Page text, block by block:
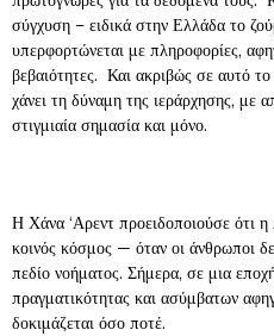
σύγχυση – ειδικά στην Ελλάδα το
υπερφορτώνεται με πληροφορίες,
βεβαιότητες. Και ακριβώς σε αυτό
χάνει τη δύναμη της ιεράρχησης, με
στιγμιαία σημασία και μόνο.
Η Χάνα ‘Αρεντ προειδοποιούσε ότι η
κοινός κόσμος — όταν οι άνθρωποι
πεδίο νοήματος. Σήμερα, σε μια
πραγματικότητας και ασύμβατων
δοκιμάζεται όσο ποτέ.